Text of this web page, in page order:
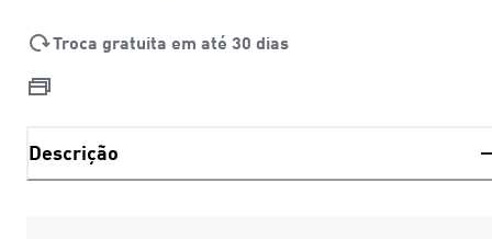
Troca gratuita em até 30 dias
Descrição